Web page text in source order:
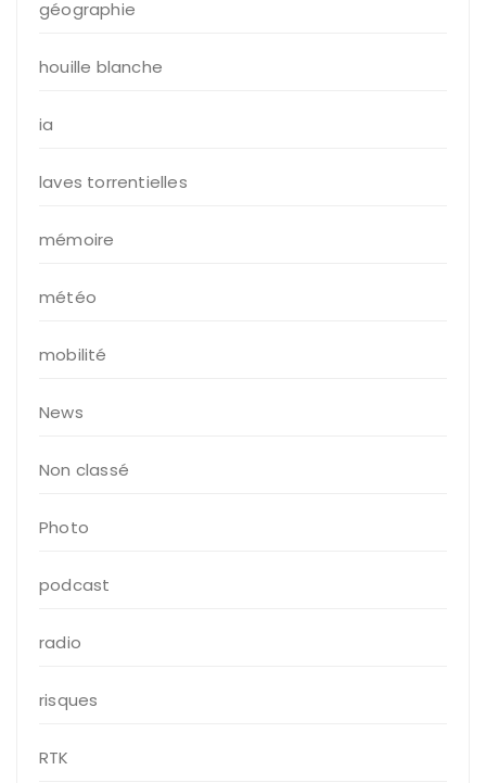
géographie
houille blanche
ia
laves torrentielles
mémoire
météo
mobilité
News
Non classé
Photo
podcast
radio
risques
RTK